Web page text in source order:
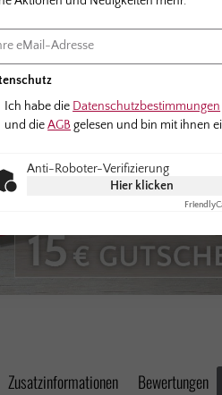
Zusatzinformationen Bewertungen
Ich habe die Datenschutzbestimmungen
und dieAGB gelesen und bin mit ihnen
Anti-Roboter-Verifizierung
Hier klicken
Friendly